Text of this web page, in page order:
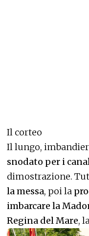
Il corteo
Il lungo,
snodato per i
dimostrazione.
la messa, poi la
imbarcare la
Regina del Mare,